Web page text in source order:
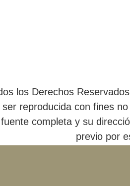
los Derechos
ser reproducida con fines
completa y su
previo por